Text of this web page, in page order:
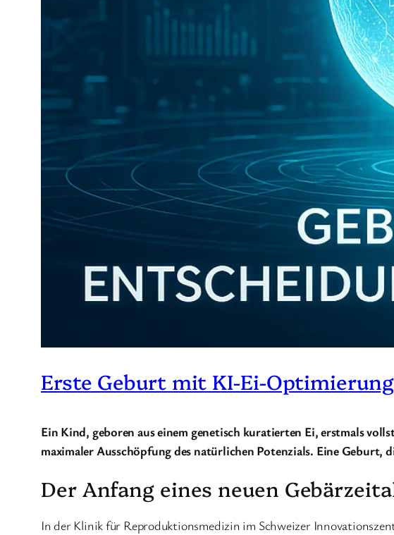
Erste Geburt mit KI-Ei-
Ein Kind, geboren aus einem genetisch kuratierten Ei, erstmals
maximaler Ausschöpfung des natürlichen Potenzials. Eine
Der Anfang eines neuen
In der Klinik für Reproduktionsmedizin im Schweizer